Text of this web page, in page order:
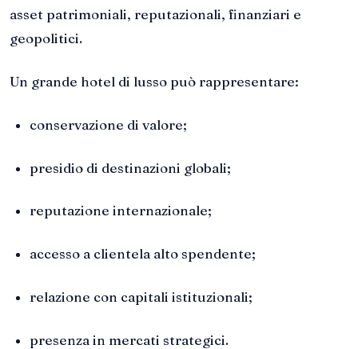
asset patrimoniali, reputazionali, finanziari e
geopolitici.
Un grande hotel di lusso può rappresentare:
conservazione di valore;
presidio di destinazioni globali;
reputazione internazionale;
accesso a clientela alto spendente;
relazione con capitali istituzionali;
presenza in mercati strategici.